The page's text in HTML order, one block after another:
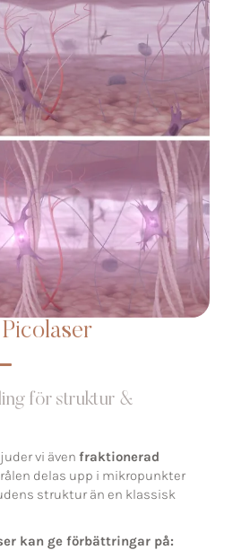
Picolaser
för struktur &
vi även fraktionerad
delas upp i mikropunkter
struktur än en klassisk
kan ge förbättringar på: